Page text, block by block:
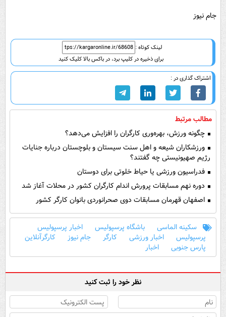
جام نیوز
لینک کوتاه :
برای ذخیره در کلیپ برد، در باکس بالا کلیک کنید
اشتراک گذاری در :
مطالب مرتبط
چگونه ورزش، بهره‌وری کارگران را افزایش می‌دهد؟
ورزشکاران شیعه و اهل سنت سیستان و بلوچستان درباره جنایات
رژیم صهیونیستی چه گفتند؟
فدراسیون ورزشی یا حیاط خلوتی برای دوستان
دوره نهم مسابقات پرورش اندام کارگران کشور در محلات آغاز شد
اصفهان قهرمان مسابقات دوی صحرانوردی بانوان کارگر کشور
سکینه الماسی باشگاه پرسپولیس
اخبار پرسپولیس
پرسپولیس
اخبار ورزشی کارگر جام نیوز
کارگرآنلاین
پارس جنوبی
اخبار
نظر خود را ثبت کنید